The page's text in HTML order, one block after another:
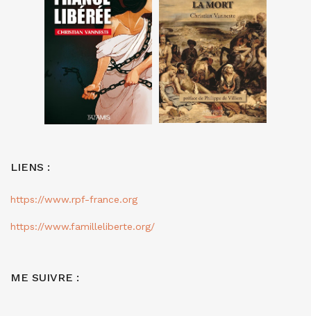
LIENS :
https://www.rpf-france.org
https://www.familleliberte.org/
ME SUIVRE :